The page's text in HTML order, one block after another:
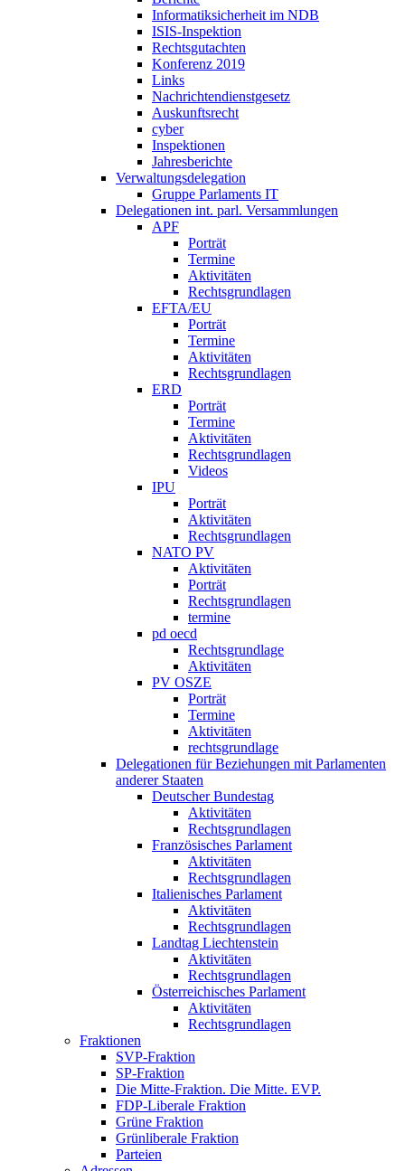
Informatiksicherheit ­im NDB
ISIS-Inspektion
Rechtsgutachten
Konferenz 2019
Links
Nachrichtendienstgesetz
Auskunftsrecht
cyber
Inspektionen
Jahresberichte
Verwaltungsdelegation
Gruppe Parlaments IT
Delegationen int. parl. Versammlungen
APF
Porträt
Termine
Aktivitäten
Rechtsgrundlagen
EFTA/EU
Porträt
Termine
Aktivitäten
Rechtsgrundlagen
ERD
Porträt
Termine
Aktivitäten
Rechtsgrundlagen
Videos
IPU
Porträt
Aktivitäten
Rechtsgrundlagen
NATO PV
Aktivitäten
Porträt
Rechtsgrundlagen
termine
pd oecd
Rechtsgrundlage
Aktivitäten
PV OSZE
Porträt
Termine
Aktivitäten
rechtsgrundlage
Delegationen für Beziehungen mit Parlamenten
anderer Staaten
Deutscher Bundestag
Aktivitäten
Rechtsgrundlagen
Französisches Parlament
Aktivitäten
Rechtsgrundlagen
Italienisches Parlament
Aktivitäten
Rechtsgrundlagen
Landtag Liechtenstein
Aktivitäten
Rechtsgrundlagen
Österreichisches Parlament
Aktivitäten
Rechtsgrundlagen
Fraktionen
SVP-Fraktion
SP-Fraktion
Die Mitte-Fraktion. Die Mitte. EVP.
FDP-Liberale Fraktion
Grüne Fraktion
Grünliberale Fraktion
Parteien